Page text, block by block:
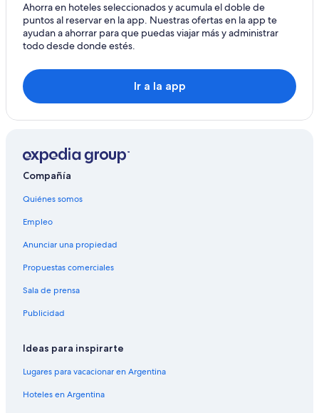
Ahorra en hoteles seleccionados y acumula el doble de
puntos al reservar en la app. Nuestras ofertas en la app te
ayudan a ahorrar para que puedas viajar más y administrar
todo desde donde estés.
Ir a la app
Compañía
Quiénes somos
Empleo
Anunciar una propiedad
Propuestas comerciales
Sala de prensa
Publicidad
Ideas para inspirarte
Lugares para vacacionar en Argentina
Hoteles en Argentina